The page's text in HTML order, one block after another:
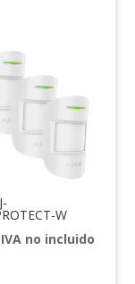
W
no incluido